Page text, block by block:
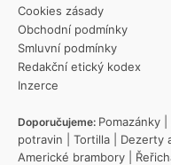
Cookies zásady
Obchodní podmínky
Smluvní podmínky
Redakční etický kodex
Inzerce
Doporučujeme: Pomazánky
potravin
Tortilla Dezerty
Americké brambory